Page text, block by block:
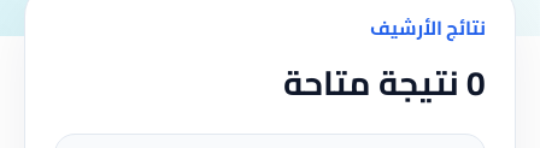
نتائج الأرشيف
0 نتيجة متاحة